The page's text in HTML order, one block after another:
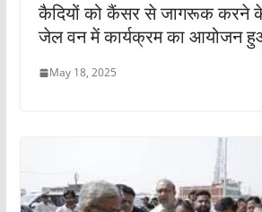
कैदियों को कैंसर से जागरूक करने के
जेल वन में कार्यक्रम का आयोजन
May 18, 2025